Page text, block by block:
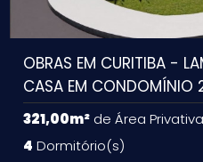
OBRAS EM CURITIBA -
CASA EM CONDOMÍNIO
321,00m² de Área Privativa
4 Dormitório(s)